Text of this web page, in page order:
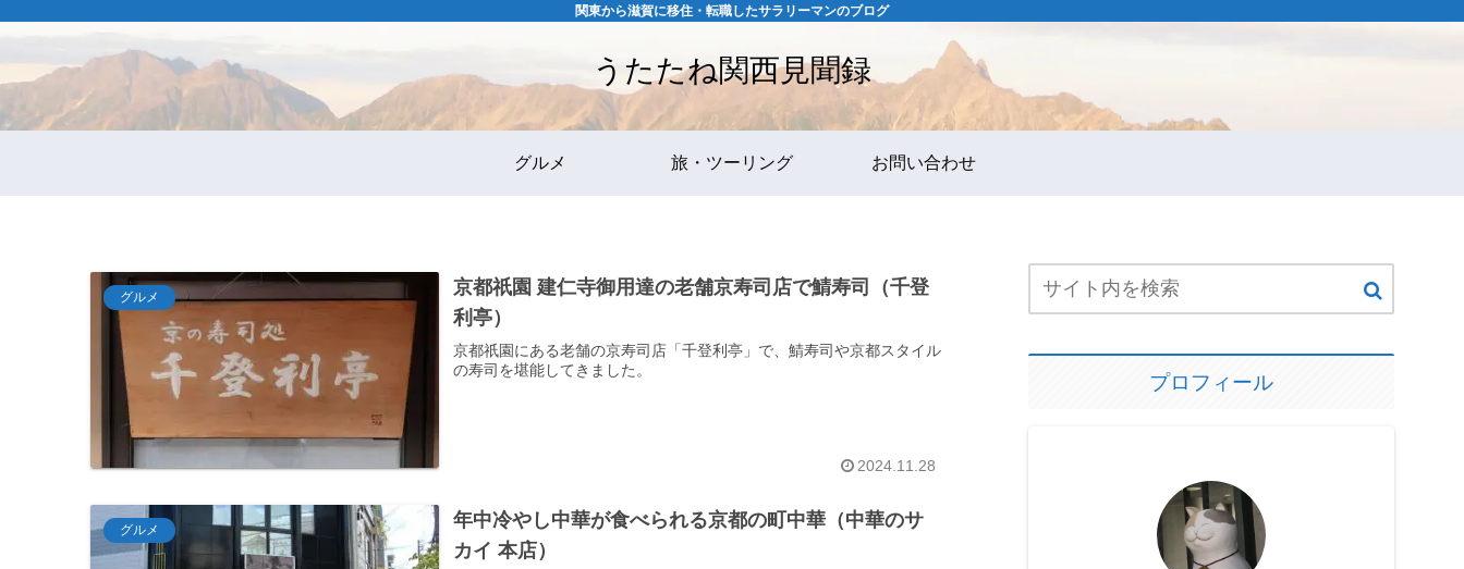
関東から滋賀に移住・転職したサラリーマンのブログ
うたたね関西見聞録
グルメ 旅・ツーリング お問い合わせ
グルメ
京都祇園 建仁寺御用達の老舗京寿司店で鯖寿司（千登
利亭）
京都祇園にある老舗の京寿司店「千登利亭」で、鯖寿司や京都スタイル
の寿司を堪能してきました。
2024.11.28
グルメ
年中冷やし中華が食べられる京都の町中華（中華のサ
カイ 本店）
プロフィール